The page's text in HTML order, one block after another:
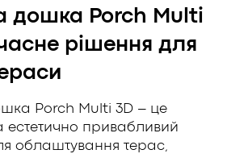
дошка Porch Multi
рішення для
Porch Multi 3D – це
естетично привабливий
облаштування терас,